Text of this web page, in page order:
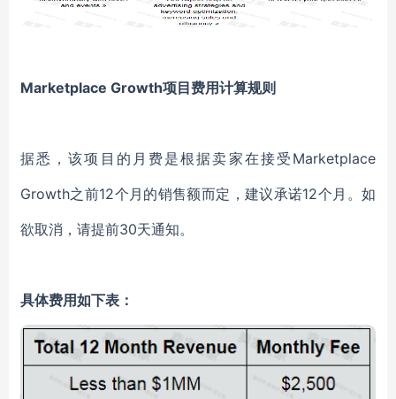
Marketplace Growth项目费用计算规则
据悉，该项目的月费是根据卖家在接受Marketplace
Growth之前12个月的销售额而定，建议承诺12个月。如
欲取消，请提前30天通知。
具体费用如下表：